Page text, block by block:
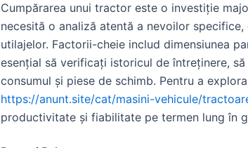
Cumpărarea unui tractor este o investiție
necesită o analiză atentă a nevoilor
utilajelor. Factorii-cheie includ dimensiunea
esențial să verificați istoricul de întreținere,
consumul și piese de schimb. Pentru a
https://anunt.site/cat/masini-vehicule/
productivitate și fiabilitate pe termen lung în